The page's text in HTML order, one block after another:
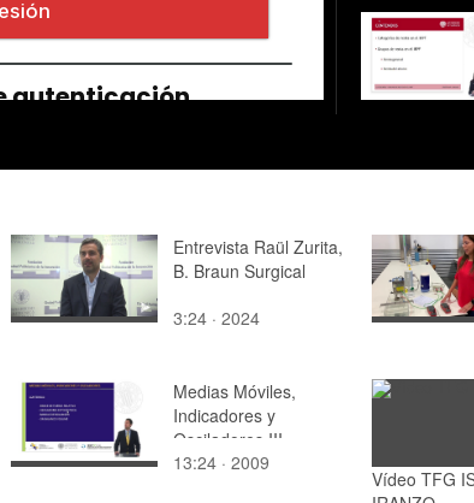
Entrevista Raül Zurita,
B. Braun Surgical
3:24 · 2024
Medias Móviles,
Indicadores y
Osciladores III
13:24 · 2009
Vídeo TFG